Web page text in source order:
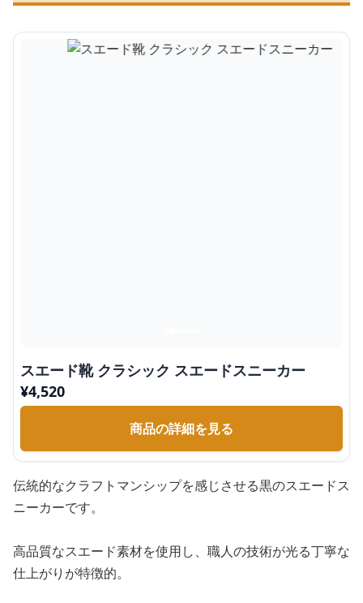
スエード靴 クラシック スエードスニーカー
¥4,520
商品の詳細を見る
伝統的なクラフトマンシップを感じさせる黒のスエードス
ニーカーです。
高品質なスエード素材を使用し、職人の技術が光る丁寧な
仕上がりが特徴的。